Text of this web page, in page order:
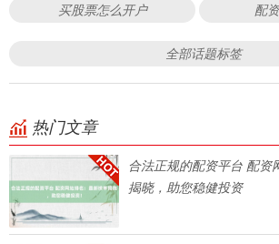
买股票怎么开户 配
全部话题标签
热门文章
合法正规的配资平台 配资
揭晓，助您稳健投资